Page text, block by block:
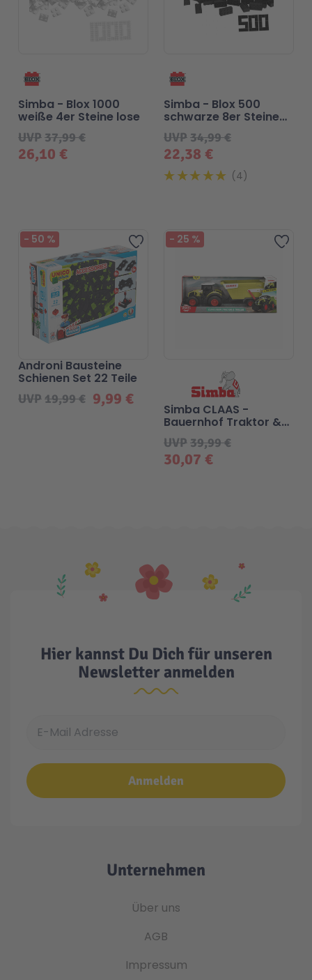
26,10 €
UVP37,99 €
Simba - Blox 1000
weiße 4er Steine lose
22,38 €
UVP34,99 €
Simba - Blox 500
schwarze 8er Steine
lose
4
Zur Wunschliste hinzufügen
- 50 %
Beliebt
9,99 €
UVP19,99 €
Androni Bausteine
Schienen Set 22 Teile
Zur
- 25 %
30,07 €
UVP39,99 €
Simba CLAAS -
Bauernhof Traktor &
Hier kannst Du Dich für unseren
Newsletter anmelden
Anmelden
Unternehmen
Über uns
AGB
Impressum